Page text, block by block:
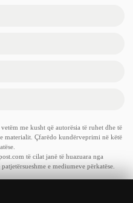
me kusht që autorësia të ruhet dhe të
materialit. Çfarëdo kundërveprimi në këtë
të cilat janë të huazuara nga
e mediumeve përkatëse.